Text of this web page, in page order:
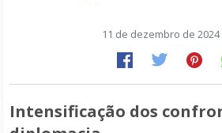
11 de dezembro de 2024
Intensificação dos